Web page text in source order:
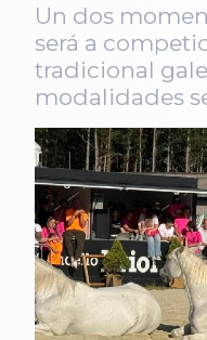
Un dos
será a
tradicional
modalidades